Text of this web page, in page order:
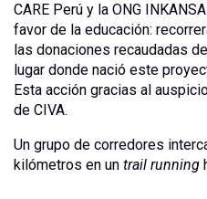
CARE Perú y la ONG
favor de la educación:
las donaciones recaudadas
lugar donde nació este
Esta acción gracias al
de CIVA.
Un grupo de corredores
kilómetros en un trail running